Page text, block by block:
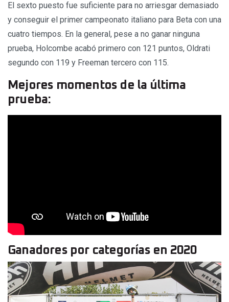
El sexto puesto fue suficiente para no arriesgar demasiado
y conseguir el primer campeonato italiano para Beta con una
cuatro tiempos. En la general, pese a no ganar ninguna
prueba, Holcombe acabó primero con 121 puntos, Oldrati
segundo con 119 y Freeman tercero con 115.
Mejores momentos de la última
prueba:
Ganadores por categorías en 2020